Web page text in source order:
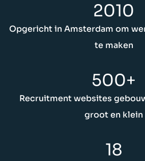
2010
Opgericht in Amsterdam om
te maken
500+
Recruitment websites
groot en klein
18